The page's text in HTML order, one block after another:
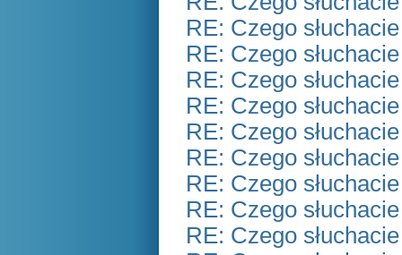
RE: Czego
RE: Czego
RE: Czego
RE: Czego
RE: Czego
RE: Czego
RE: Czego
RE: Czego
RE: Czego